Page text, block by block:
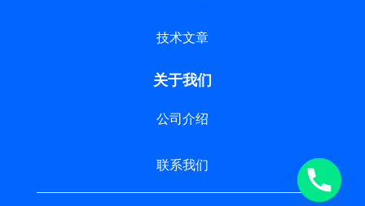
技术文章
关于我们
公司介绍
联系我们